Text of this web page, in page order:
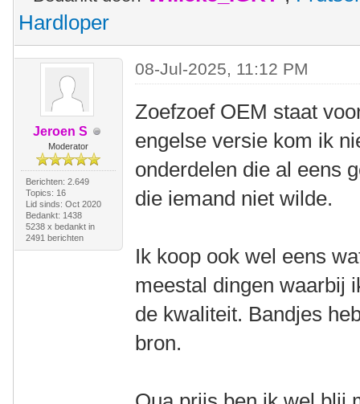
Hardloper
Jeroen S
Moderator
Berichten: 2.649
Topics: 16
Lid sinds: Oct 2020
Bedankt: 1438
5238 x bedankt in
2491 berichten
08-Jul-2025, 11:12 PM
Zoefzoef OEM staat
engelse versie kom ik
onderdelen die al eens
die iemand niet wilde.
Ik koop ook wel eens
meestal dingen waarbij
de kwaliteit. Bandjes
bron.